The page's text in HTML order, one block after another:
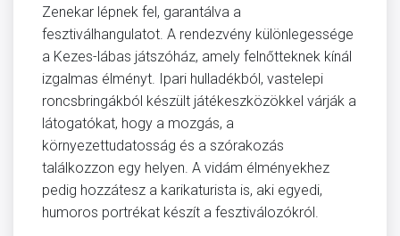
Zenekar lépnek fel, garantálva a
fesztiválhangulatot. A rendezvény különlegessége
a Kezes-lábas játszóház, amely felnőtteknek kínál
izgalmas élményt. Ipari hulladékból, vastelepi
roncsbringákból készült játékeszközökkel várják a
látogatókat, hogy a mozgás, a
környezettudatosság és a szórakozás
találkozzon egy helyen. A vidám élményekhez
pedig hozzátesz a karikaturista is, aki egyedi,
humoros portrékat készít a fesztiválozókról.